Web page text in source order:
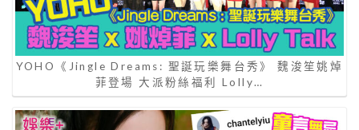
YOHO《Jingle Dreams: 聖誕玩樂舞台秀》 魏浚笙姚焯
菲登場 大派粉絲福利 Lolly…